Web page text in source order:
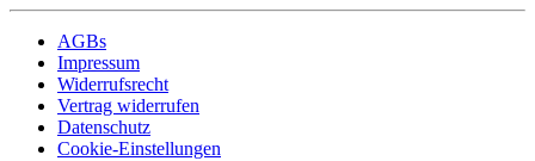
AGBs
Impressum
Widerrufsrecht
Vertrag widerrufen
Datenschutz
Cookie-Einstellungen